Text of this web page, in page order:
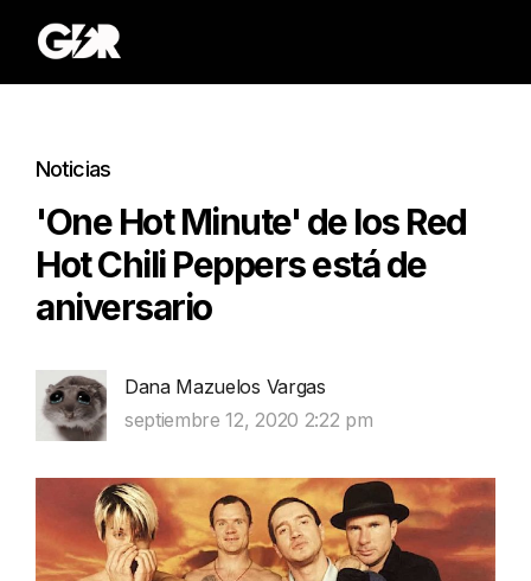
Noticias
'One Hot Minute' de los Red
Hot Chili Peppers está de
aniversario
Dana Mazuelos Vargas
septiembre 12, 2020 2:22 pm